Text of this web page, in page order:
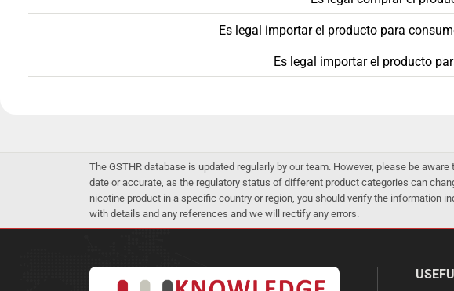
Es legal importar el producto para
Es legal importar el producto
The GSTHR database is updated regularly by our team. However, please be
date or accurate, as the regulatory status of different product categories can
nicotine product in a specific country or region, you should verify the information
with details and any references and we will rectify any errors.